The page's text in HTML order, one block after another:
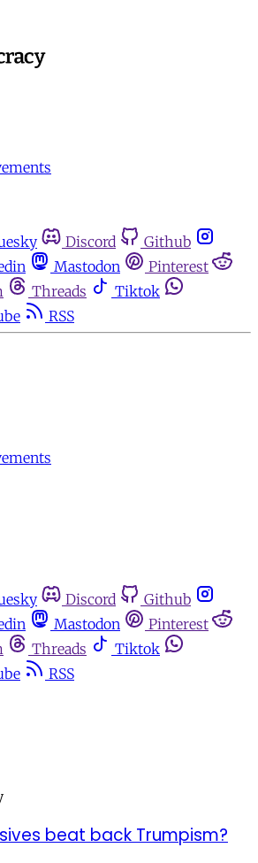
Discord
Github
Mastodon
Pinterest
Threads
Tiktok
RSS
Discord
Github
Mastodon
Pinterest
Threads
Tiktok
RSS
beat back Trumpism?